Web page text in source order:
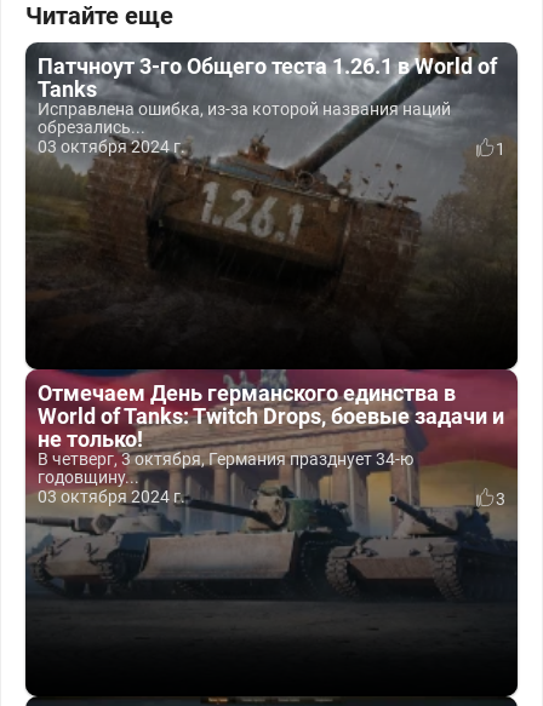
Читайте еще
Патчноут 3-го Общего теста 1.26.1 в World of
Tanks
Исправлена ошибка, из-за которой названия наций
обрезались...
03 октября 2024 г.
1
Отмечаем День германского единства в
World of Tanks: Twitch Drops, боевые задачи и
не только!
В четверг, 3 октября, Германия празднует 34-ю
годовщину...
03 октября 2024 г.
3